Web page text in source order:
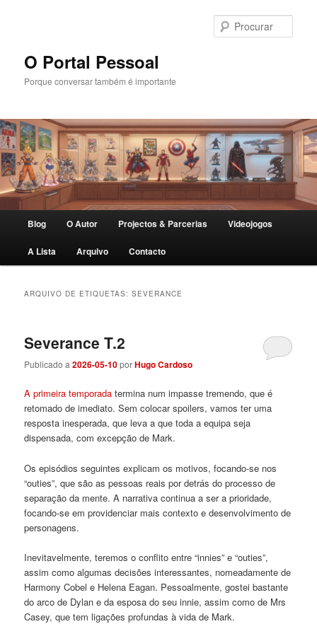
primário
secundárioO Portal Pessoal
Porque conversar também é importante
Blog O Autor Projectos & Parcerias Videojogos
A Lista Arquivo Contacto
ARQUIVO DE ETIQUETAS:SEVERANCE
Severance T.2
Publicado a2026-05-10porHugo Cardoso
A primeira temporada termina num impasse tremendo, que é
retomado de imediato. Sem colocar spoilers, vamos ter uma
resposta inesperada, que leva a que toda a equipa seja
dispensada, com excepção de Mark.
Os episódios seguintes explicam os motivos, focando-se nos
“outies”, que são as pessoas reais por detrás do processo de
separação da mente. A narrativa continua a ser a prioridade,
focando-se em providenciar mais contexto e desenvolvimento de
personagens.
Inevitavelmente, teremos o conflito entre “innies” e “outies”,
assim como algumas decisões interessantes, nomeadamente de
Harmony Cobel e Helena Eagan. Pessoalmente, gostei bastante
do arco de Dylan e da esposa do seu innie, assim como de Mrs
Casey, que tem ligações profundas à vida de Mark.